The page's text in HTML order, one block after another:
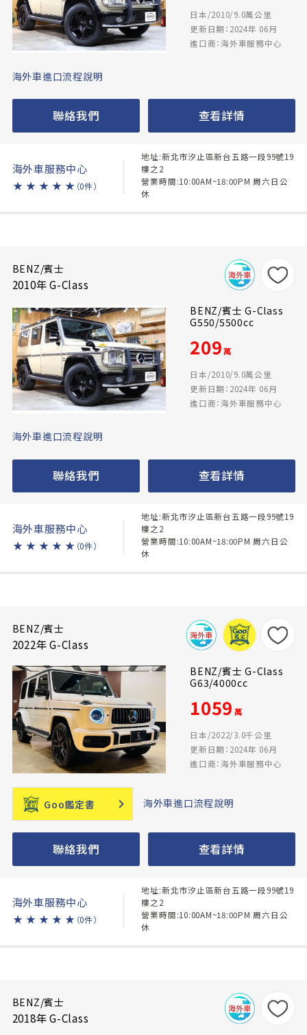
日本/2010/9.0萬公里
更新日期：2024年 06月
進口商：海外車服務中心
海外車進口流程說明
聯絡我們 查看詳情
海外車服務中心
★ ★ ★ ★ ★ （0件）
地址:新北市汐止區新台五路一段99號19
樓之2
營業時間:10:00AM~18:00PM 周六日公
休
BENZ/賓士
2010年 G-Class
BENZ/賓士 G-Class
G550/5500cc
209萬
日本/2010/9.0萬公里
更新日期：2024年 06月
進口商：海外車服務中心
海外車進口流程說明
聯絡我們 查看詳情
海外車服務中心
★ ★ ★ ★ ★ （0件）
地址:新北市汐止區新台五路一段99號19
樓之2
營業時間:10:00AM~18:00PM 周六日公
休
BENZ/賓士
2022年 G-Class
BENZ/賓士 G-Class
G63/4000cc
1059 萬
日本/2022/3.0千公里
更新日期：2024年 06月
進口商：海外車服務中心
Goo鑑定書 海外車進口流程說明
聯絡我們 查看詳情
海外車服務中心
★ ★ ★ ★ ★ （0件）
地址:新北市汐止區新台五路一段99號19
樓之2
營業時間:10:00AM~18:00PM 周六日公
休
BENZ/賓士
2018年 G-Class